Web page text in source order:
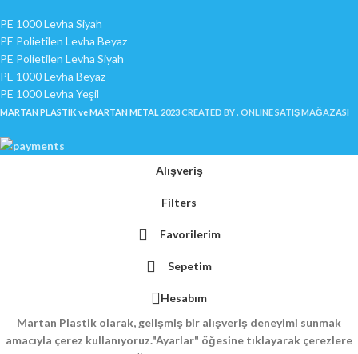
PE 1000 Levha Siyah
PE Polietilen Levha Beyaz
PE Polietilen Levha Siyah
PE 1000 Levha Beyaz
PE 1000 Levha Yeşil
MARTAN PLASTİK veMARTAN METAL 2023 CREATED BY . ONLINE SATIŞ MAĞAZASI
Alışveriş
Filters
Favorilerim
Sepetim
Hesabım
Martan Plastik olarak, gelişmiş bir alışveriş deneyimi sunmak
amacıyla çerez kullanıyoruz."Ayarlar" öğesine tıklayarak çerezlere